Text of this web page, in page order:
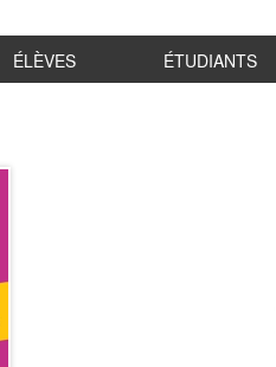
ÉLÈVES ÉTUDIANTS